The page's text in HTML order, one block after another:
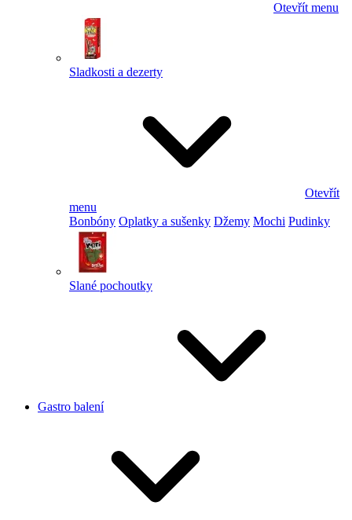
Otevřít menu
Sladkosti a dezerty
Otevřít
menu
Bonbóny Oplatky a sušenky Džemy Mochi Pudinky
Slané pochoutky
Gastro balení